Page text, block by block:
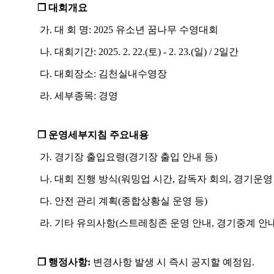
❒대회개요
가.대 회 명: 2025 유소년 꿈나무 수영대회
나.대회기간: 2025. 2. 22.(토) - 2. 23.(일) / 2일간
다.대회장소: 김천실내수영장
라.세부종목: 경영
❒ 운영세부지침 주요내용
가. 경기장 출입요령(경기장 출입 안내 등)
나.대회 진행 방식(워밍업 시간, 감독자 회의 , 경기운
다. 안전 관리 계획(종합상황실 운영 등)
라. 기타 유의사항(스트레칭존 운영 안내 , 경기중계 안
❒ 행정사항: 변경사항 발생 시 즉시 공지할 예정임.